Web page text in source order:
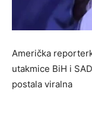
Američka
utakmice BiH i
postala viralna